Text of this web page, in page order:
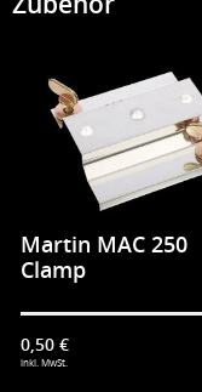
Martin MAC 250
Clamp
0,50 €
inkl. MwSt.